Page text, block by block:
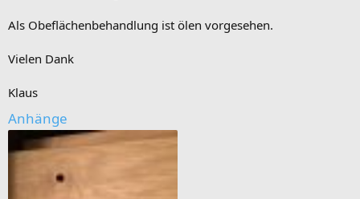
Als Obeflächenbehandlung ist ölen vorgesehen.
Vielen Dank
Klaus
Anhänge